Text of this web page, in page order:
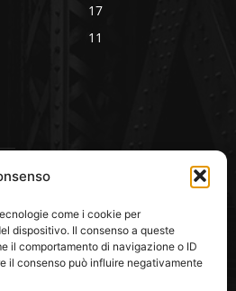
come i cookie per
dispositivo. Il consenso a queste
il comportamento di navigazione o ID
il consenso può influire negativamente
17
11